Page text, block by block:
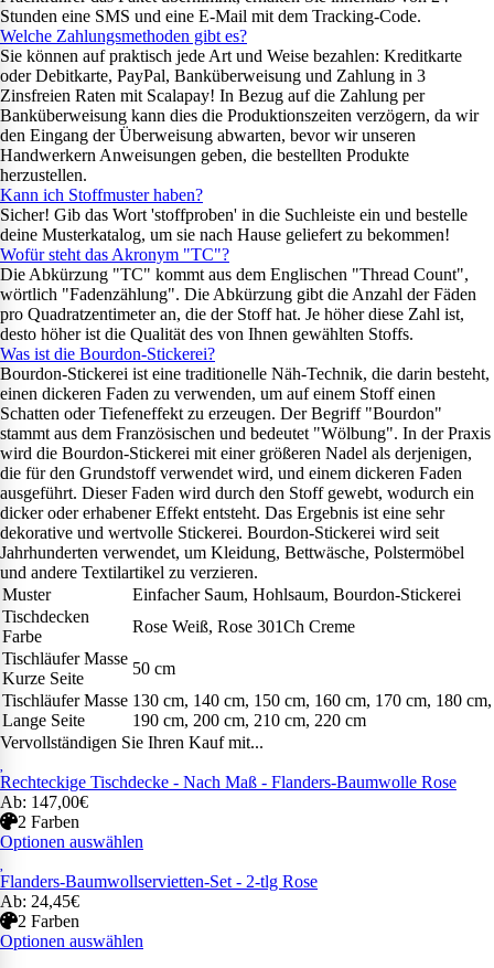
Stunden eine SMS und eine E-Mail mit dem Tracking-Code.
Welche Zahlungsmethoden gibt es?
Sie können auf praktisch jede Art und Weise bezahlen: Kreditkarte
oder Debitkarte, PayPal, Banküberweisung und Zahlung in 3
Zinsfreien Raten mit Scalapay! In Bezug auf die Zahlung per
Banküberweisung kann dies die Produktionszeiten verzögern, da wir
den Eingang der Überweisung abwarten, bevor wir unseren
Handwerkern Anweisungen geben, die bestellten Produkte
herzustellen.
Kann ich Stoffmuster haben?
Sicher! Gib das Wort 'stoffproben' in die Suchleiste ein und bestelle
deine Musterkatalog, um sie nach Hause geliefert zu bekommen!
Wofür steht das Akronym "TC"?
Die Abkürzung "TC" kommt aus dem Englischen "Thread Count",
wörtlich "Fadenzählung". Die Abkürzung gibt die Anzahl der Fäden
pro Quadratzentimeter an, die der Stoff hat. Je höher diese Zahl ist,
desto höher ist die Qualität des von Ihnen gewählten Stoffs.
Was ist die Bourdon-Stickerei?
Bourdon-Stickerei ist eine traditionelle Näh-Technik, die darin besteht,
einen dickeren Faden zu verwenden, um auf einem Stoff einen
Schatten oder Tiefeneffekt zu erzeugen. Der Begriff "Bourdon"
stammt aus dem Französischen und bedeutet "Wölbung". In der Praxis
wird die Bourdon-Stickerei mit einer größeren Nadel als derjenigen,
die für den Grundstoff verwendet wird, und einem dickeren Faden
ausgeführt. Dieser Faden wird durch den Stoff gewebt, wodurch ein
dicker oder erhabener Effekt entsteht. Das Ergebnis ist eine sehr
dekorative und wertvolle Stickerei. Bourdon-Stickerei wird seit
Jahrhunderten verwendet, um Kleidung, Bettwäsche, Polstermöbel
und andere Textilartikel zu verzieren.
Muster
Einfacher Saum, Hohlsaum, Bourdon-Stickerei
Tischdecken
Farbe
Rose Weiß, Rose 301Ch Creme
Tischläufer Masse
Kurze Seite
50 cm
Tischläufer Masse
Lange Seite
130 cm, 140 cm, 150 cm, 160 cm, 170 cm, 180 cm,
190 cm, 200 cm, 210 cm, 220 cm
Vervollständigen Sie Ihren Kauf mit...
Rechteckige Tischdecke - Nach Maß - Flanders-Baumwolle Rose
Ab: 147,00€
2 Farben
Optionen auswählen
Flanders-Baumwollservietten-Set - 2-tlg Rose
Ab: 24,45€
2 Farben
Optionen auswählen